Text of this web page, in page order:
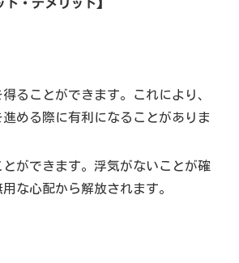
ト・デメリット】
ることができます。これにより、
める際に有利になることがありま
ができます。浮気がないことが確
な心配から解放されます。